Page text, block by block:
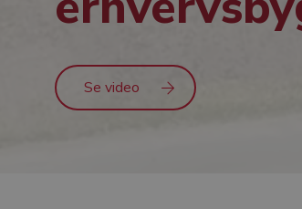
Se video